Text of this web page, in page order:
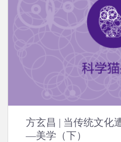
方玄昌 | 当传统文化
—美学（下）